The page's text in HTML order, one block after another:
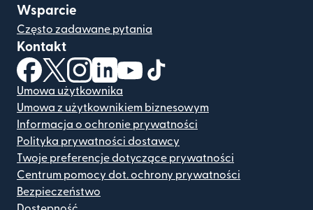
Wsparcie
Często zadawane pytania
Kontakt
(otwiera się w nowym oknie)
(otwiera się w nowym oknie)
(otwiera się w nowym oknie)
(otwiera się w nowym oknie)
(otwiera się w nowym oknie)
Umowa użytkownika
Umowa z użytkownikiem biznesowym
Informacja o ochronie prywatności
Polityka prywatności dostawcy
Twoje preferencje dotyczące prywatności
Centrum pomocy dot. ochrony prywatności
Bezpieczeństwo